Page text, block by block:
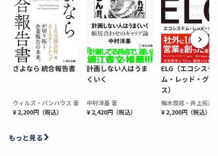
さよなら 統合報告書
ウィルズ・パンハウス 著
¥ 2,200円（税込）
計画しない人はうま
くいく
中村洋基 著
¥ 2,420円（税込）
ELG（エコシステ
ム・レッド・グロ
ス）
梅木俊成・井上拓海
¥ 2,200円（税込）
もっと見る